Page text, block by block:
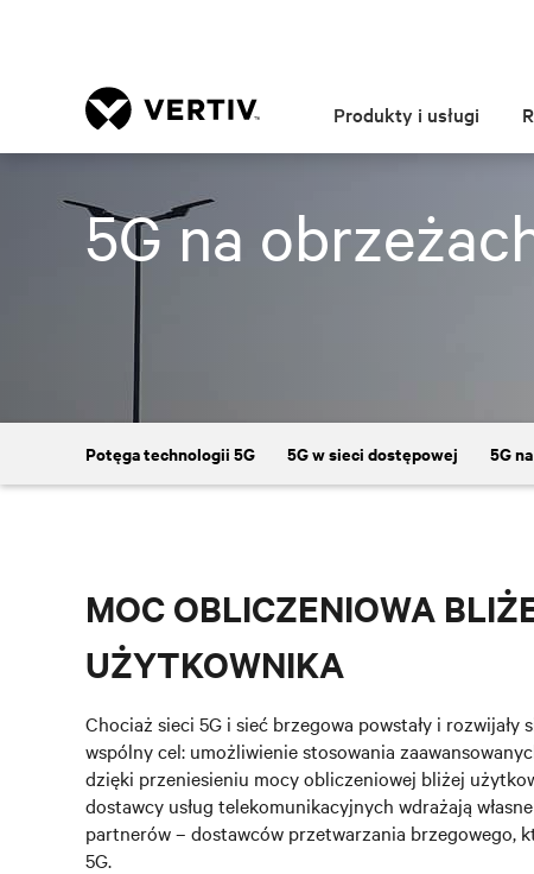
Produkty i usługi
5G na
Potęga technologii 5G 5G w sieci dostępowej 5G
MOC OBLICZENIOWA
UŻYTKOWNIKA
Chociaż sieci 5G i sieć brzegowa powstały i rozwijały
wspólny cel: umożliwienie stosowania
dzięki przeniesieniu mocy obliczeniowej bliżej
dostawcy usług telekomunikacyjnych wdrażają
partnerów – dostawców przetwarzania brzegowego,
5G.